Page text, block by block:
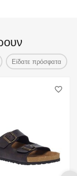
Είδατε πρόσφατα